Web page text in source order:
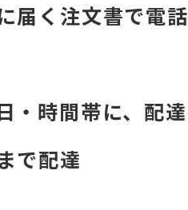
届く注文書で電
・時間帯に、配
で配達